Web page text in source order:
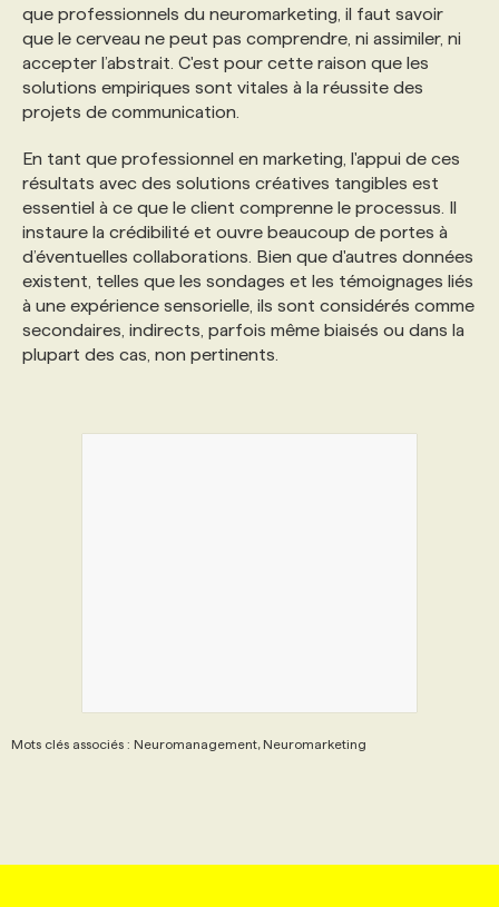
que professionnels du neuromarketing, il faut savoir
que le cerveau ne peut pas comprendre, ni assimiler, ni
accepter l’abstrait. C'est pour cette raison que les
solutions empiriques sont vitales à la réussite des
projets de communication.
En tant que professionnel en marketing, l'appui de ces
résultats avec des solutions créatives tangibles est
essentiel à ce que le client comprenne le processus. Il
instaure la crédibilité et ouvre beaucoup de portes à
d’éventuelles collaborations. Bien que d'autres données
existent, telles que les sondages et les témoignages liés
à une expérience sensorielle, ils sont considérés comme
secondaires, indirects, parfois même biaisés ou dans la
plupart des cas, non pertinents.
Mots clés associés : Neuromanagement, Neuromarketing